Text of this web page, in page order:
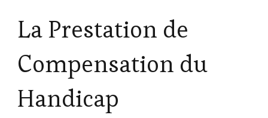
La Prestation de
Compensation du
Handicap